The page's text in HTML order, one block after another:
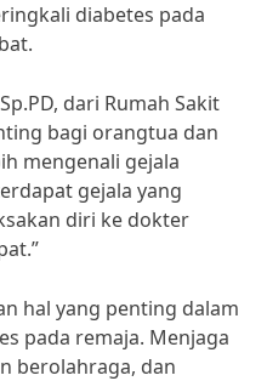
diabetes pada
dari Rumah Sakit
bagi orangtua dan
mengenali gejala
gejala yang
diri ke dokter
hal yang penting dalam
pada remaja. Menjaga
berolahraga, dan